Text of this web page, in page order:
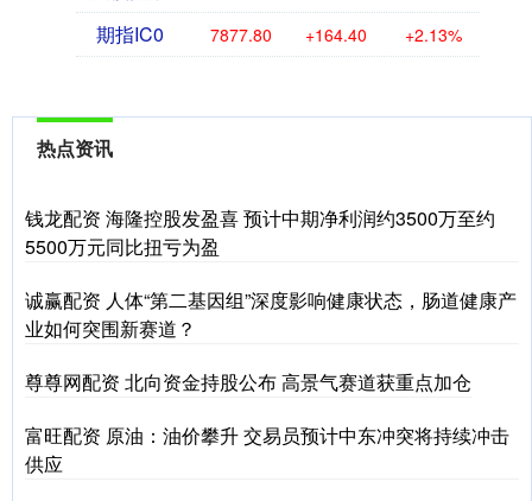
期指IC0 7877.80 +164.40 +2.13%
热点资讯
钱龙配资 海隆控股发盈喜 预计中期净利润约3500万至约
5500万元同比扭亏为盈
诚赢配资 人体“第二基因组”深度影响健康状态，肠道健康产
业如何突围新赛道？
尊尊网配资 北向资金持股公布 高景气赛道获重点加仓
富旺配资 原油：油价攀升 交易员预计中东冲突将持续冲击
供应